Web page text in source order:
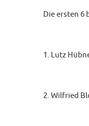
Die ersten 6
1. Lutz
2. Wilfried